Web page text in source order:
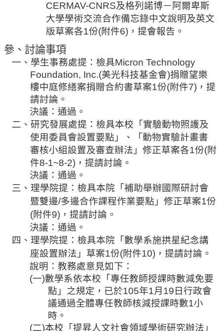
尋
其
CERMAV-CNRS及格列諾博－ 阿爾卑斯
大學學術交流合作備忘錄中文說明及英文
版草案各1份(附件6) ，提會報告。
參、討論事項
一、學生事務處提：檢具Micron Technology
Foundation, Inc.(美光科技基金會)捐贈望樂
樓中庭修繕案捐贈合約書草案1份(附件7) ，提
請討論。
決議：通過。
二、 研究發展處提 ：檢具本校「實驗動物照護及
使用委員會設置要點」、「動物實驗計畫書
審核小組設置及審查辦法」修正草案各1份(附
件8-1~8-2) ，提請討論。
決議：通過。
三、理學院提 ：檢具本院「補助舉辦國際研討會
暨雙邊/多邊合作課程作業要點」修正草案1份
(附件9) ，提請討論。
決議：通過。
四、理學院提 ：檢具本院「數學系施拱星紀念講
座設置辦法」 草案1份(附件10) ，提請討論。
說明：教務處意見如下：
(一)數學系依本校「專任教師授課時數減免要
點」之規定，已於105年1月 19 日行政會
議通過全體專任教師核減授課時數1小
時。
(二)本校「提昇人文社會領域學術研究辦法」